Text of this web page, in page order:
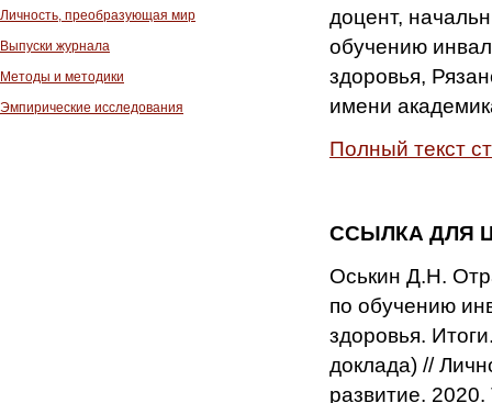
Личность, преобразующая мир
Выпуски журнала
Методы и методики
Эмпирические исследования
доцент,
обучению
здоровья,
имени
Полный текст
ССЫЛКА ДЛЯ
Оськин Д.Н.
по обучению
здоровья.
доклада) //
развитие.